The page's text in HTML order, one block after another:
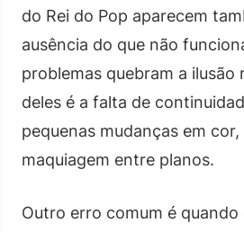
do Rei do Pop aparecem
ausência do que não
problemas quebram a ilusão
deles é a falta de
pequenas mudanças em
maquiagem entre planos.
Outro erro comum é